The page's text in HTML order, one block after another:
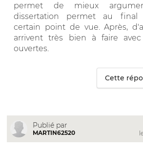
permet de mieux
dissertation permet au final
certain point de vue. Après,
arrivent très bien à faire
ouvertes.
Cette
Publié par
MARTIN62520